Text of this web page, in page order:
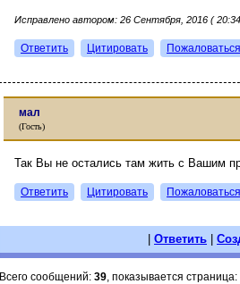
Исправлено автором: 26 Сентября, 2016 (
Ответить Цитировать Пожаловаться
мал
(Гость)
Так Вы не остались там жить с Вашим
Ответить Цитировать Пожаловаться
Ответить
Всего сообщений: 39, показывается страница: